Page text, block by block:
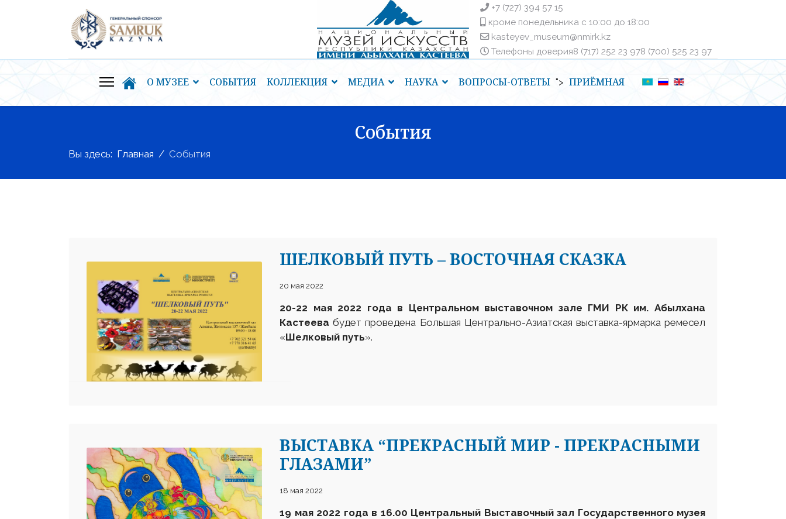
+7 (727) 394 57 15
кроме понедельника с 10:00 до 18:00
kasteyev_museum@nmirk.kz
Телефоны доверияㅤ8 (717) 252 23 97ㅤㅤ8 (700) 525 23 97
О МУЗЕЕ СОБЫТИЯ КОЛЛЕКЦИЯ МЕДИА НАУКА ВОПРОСЫ-ОТВЕТЫ "> ПРИЁМНАЯ
События
Вы здесь: Главная События
ШЕЛКОВЫЙ ПУТЬ – ВОСТОЧНАЯ СКАЗКА
20 мая 2022
20-22 мая 2022 года в Центральном выставочном зале ГМИ РК им. Абылхана
Кастеевабудет проведена Большая Центрально-Азиатская выставка-ярмарка ремесел
«Шелковый путь».
ВЫСТАВКА “ПРЕКРАСНЫЙ МИР - ПРЕКРАСНЫМИ
ГЛАЗАМИ”
18 мая 2022
19 мая 2022 года в 16.00 Центральный Выставочный зал Государственного музея